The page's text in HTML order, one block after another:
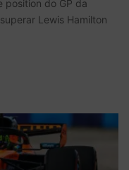
position do GP da
Lewis Hamilton